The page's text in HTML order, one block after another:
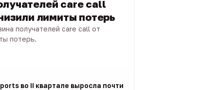
care call
лимиты потерь
получателей care call от
потерь.
во II квартале выросла почти